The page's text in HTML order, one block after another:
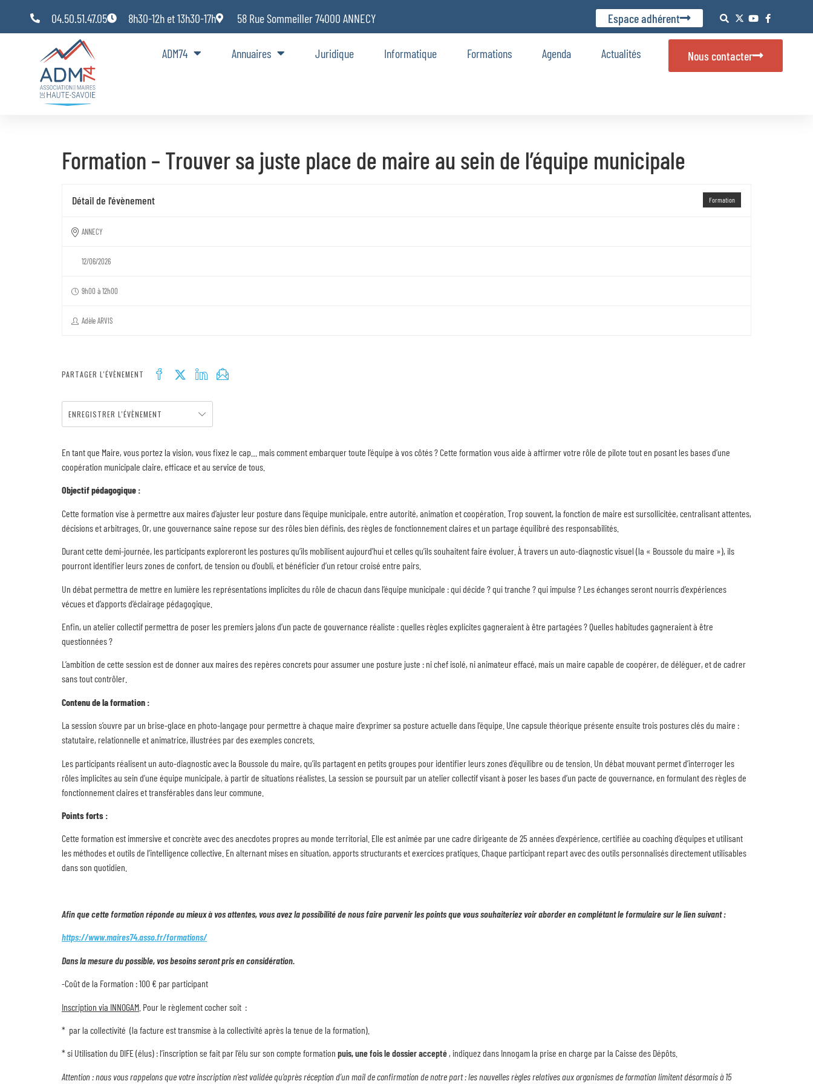
04.50.51.47.05 8h30-12h et 13h30-17h 58 Rue Sommeiller 74000 ANNECY Espace adhérent
Nous contacter
ADM74 Annuaires Juridique Informatique Formations Agenda Actualités
Formation – Trouver sa juste place de maire au sein de l’équipe municipale
Formation
Détail de l'évènement
ANNECY
12/06/2026
9h00 à 12h00
Adèle ARVIS
PARTAGER L'ÉVÈNEMENT
ENREGISTRER L'ÉVÈNEMENT
En tant que Maire, vous portez la vision, vous fixez le cap… mais comment embarquer toute l’équipe à vos côtés ? Cette formation vous aide à affirmer votre rôle de pilote tout en posant les bases d’une
coopération municipale claire, efficace et au service de tous.
Objectif pédagogique :
Cette formation vise à permettre aux maires d’ajuster leur posture dans l’équipe municipale, entre autorité, animation et coopération. Trop souvent, la fonction de maire est sursollicitée, centralisant attentes,
décisions et arbitrages. Or, une gouvernance saine repose sur des rôles bien définis, des règles de fonctionnement claires et un partage équilibré des responsabilités.
Durant cette demi-journée, les participants exploreront les postures qu’ils mobilisent aujourd’hui et celles qu’ils souhaitent faire évoluer. À travers un auto-diagnostic visuel (la « Boussole du maire »), ils
pourront identifier leurs zones de confort, de tension ou d’oubli, et bénéficier d’un retour croisé entre pairs.
Un débat permettra de mettre en lumière les représentations implicites du rôle de chacun dans l’équipe municipale : qui décide ? qui tranche ? qui impulse ? Les échanges seront nourris d’expériences
vécues et d’apports d’éclairage pédagogique.
Enfin, un atelier collectif permettra de poser les premiers jalons d’un pacte de gouvernance réaliste : quelles règles explicites gagneraient à être partagées ? Quelles habitudes gagneraient à être
questionnées ?
L’ambition de cette session est de donner aux maires des repères concrets pour assumer une posture juste : ni chef isolé, ni animateur effacé, mais un maire capable de coopérer, de déléguer, et de cadrer
sans tout contrôler.
Contenu de la formation :
La session s’ouvre par un brise-glace en photo-langage pour permettre à chaque maire d’exprimer sa posture actuelle dans l’équipe. Une capsule théorique présente ensuite trois postures clés du maire :
statutaire, relationnelle et animatrice, illustrées par des exemples concrets.
Les participants réalisent un auto-diagnostic avec la Boussole du maire, qu’ils partagent en petits groupes pour identifier leurs zones d’équilibre ou de tension. Un débat mouvant permet d’interroger les
rôles implicites au sein d’une équipe municipale, à partir de situations réalistes. La session se poursuit par un atelier collectif visant à poser les bases d’un pacte de gouvernance, en formulant des règles de
fonctionnement claires et transférables dans leur commune.
Points forts :
Cette formation est immersive et concrète avec des anecdotes propres au monde territorial. Elle est animée par une cadre dirigeante de 25 années d’expérience, certifiée au coaching d’équipes et utilisant
les méthodes et outils de l’intelligence collective. En alternant mises en situation, apports structurants et exercices pratiques. Chaque participant repart avec des outils personnalisés directement utilisables
dans son quotidien.
Afin que cette formation réponde au mieux à vos attentes, vous avez la possibilité de nous faire parvenir les points que vous souhaiteriez voir aborder en complétant le formulaire sur le lien suivant :
https://www.maires74.asso.fr/formations/
Dans la mesure du possible, vos besoins seront pris en considération.
-Coût de la Formation : 100 € par participant
Inscription via INNOGAM . Pour le règlement cocher soit :
* par la collectivité (la facture est transmise à la collectivité après la tenue de la formation).
* si Utilisation du DIFE (élus) : l’inscription se fait par l’élu sur son compte formation puis, une fois le dossier accepté , indiquez dans Innogam la prise en charge par la Caisse des Dépôts.
Attention : nous vous rappelons que votre inscription n’est validée qu’après réception d’un mail de confirmation de notre part : les nouvelles règles relatives aux organismes de formation limitent désormais à 15